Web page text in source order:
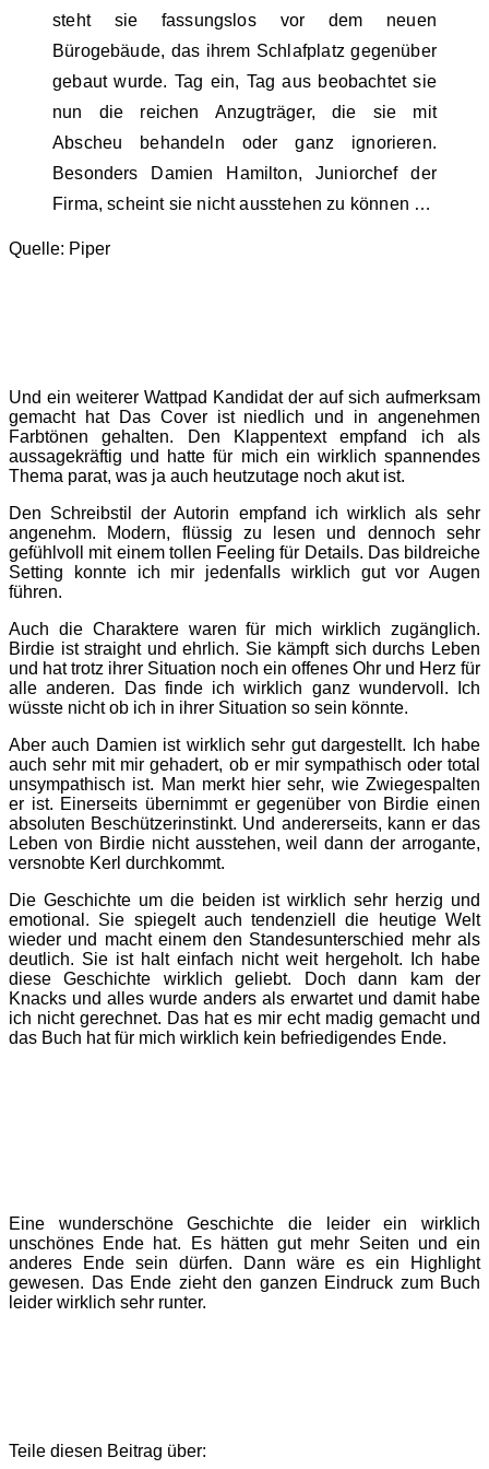
steht sie fassungslos vor dem neuen
Bürogebäude, das ihrem Schlafplatz gegenüber
gebaut wurde. Tag ein, Tag aus beobachtet sie
nun die reichen Anzugträger, die sie mit
Abscheu behandeln oder ganz ignorieren.
Besonders Damien Hamilton, Juniorchef der
Firma, scheint sie nicht ausstehen zu können …
Quelle: Piper
Und ein weiterer Wattpad Kandidat der auf sich aufmerksam
gemacht hat Das Cover ist niedlich und in angenehmen
Farbtönen gehalten. Den Klappentext empfand ich als
aussagekräftig und hatte für mich ein wirklich spannendes
Thema parat, was ja auch heutzutage noch akut ist.
Den Schreibstil der Autorin empfand ich wirklich als sehr
angenehm. Modern, flüssig zu lesen und dennoch sehr
gefühlvoll mit einem tollen Feeling für Details. Das bildreiche
Setting konnte ich mir jedenfalls wirklich gut vor Augen
führen.
Auch die Charaktere waren für mich wirklich zugänglich.
Birdie ist straight und ehrlich. Sie kämpft sich durchs Leben
und hat trotz ihrer Situation noch ein offenes Ohr und Herz für
alle anderen. Das finde ich wirklich ganz wundervoll. Ich
wüsste nicht ob ich in ihrer Situation so sein könnte.
Aber auch Damien ist wirklich sehr gut dargestellt. Ich habe
auch sehr mit mir gehadert, ob er mir sympathisch oder total
unsympathisch ist. Man merkt hier sehr, wie Zwiegespalten
er ist. Einerseits übernimmt er gegenüber von Birdie einen
absoluten Beschützerinstinkt. Und andererseits, kann er das
Leben von Birdie nicht ausstehen, weil dann der arrogante,
versnobte Kerl durchkommt.
Die Geschichte um die beiden ist wirklich sehr herzig und
emotional. Sie spiegelt auch tendenziell die heutige Welt
wieder und macht einem den Standesunterschied mehr als
deutlich. Sie ist halt einfach nicht weit hergeholt. Ich habe
diese Geschichte wirklich geliebt. Doch dann kam der
Knacks und alles wurde anders als erwartet und damit habe
ich nicht gerechnet. Das hat es mir echt madig gemacht und
das Buch hat für mich wirklich kein befriedigendes Ende.
Eine wunderschöne Geschichte die leider ein wirklich
unschönes Ende hat. Es hätten gut mehr Seiten und ein
anderes Ende sein dürfen. Dann wäre es ein Highlight
gewesen. Das Ende zieht den ganzen Eindruck zum Buch
leider wirklich sehr runter.
Teile diesen Beitrag über: